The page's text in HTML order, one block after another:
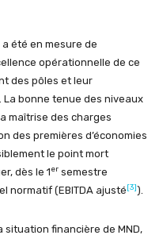
été en mesure de
opérationnelle de ce
des pôles et leur
bonne tenue des niveaux
maîtrise des charges
des premières d’économies
le point mort
dès le 1er semestre
normatif (EBITDA ajusté[3]).
financière de MND,